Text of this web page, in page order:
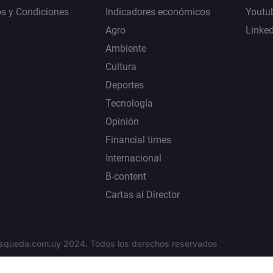
y Condiciones
Indicadores económicos
Agro
Ambiente
Cultura
Deportes
Tecnología
Opinión
Financial times
Internacional
B-content
Cartas al Director
2024. Todos los derechos reservados